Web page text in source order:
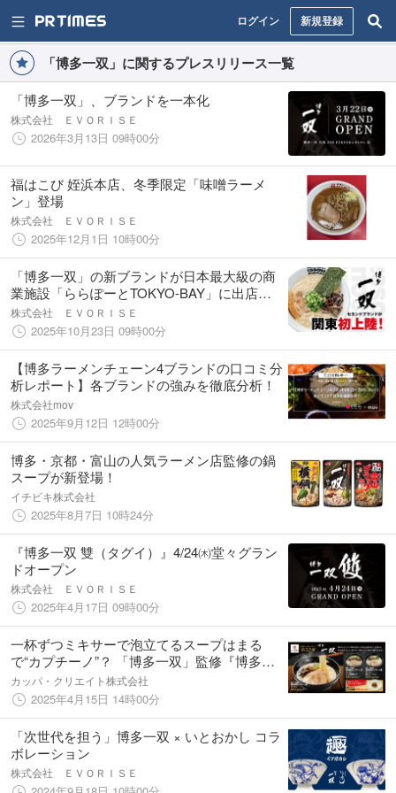
ログイン 新規登録
「博多一双」に関するプレスリリース一覧
「博多一双」、ブランドを一本化
株式会社 ＥＶＯＲＩＳＥ
2026年3月13日 09時00分
福はこび 姪浜本店、冬季限定「味噌ラーメ
ン」登場
株式会社 ＥＶＯＲＩＳＥ
2025年12月1日 10時00分
「博多一双」の新ブランドが日本最大級の商
業施設「ららぽーとTOKYO-BAY」に出店！
～ フードコートでも本物の豚骨ラーメンを ～
株式会社 ＥＶＯＲＩＳＥ
2025年10月23日 09時00分
【博多ラーメンチェーン4ブランドの口コミ分
析レポート】各ブランドの強みを徹底分析！
株式会社mov
2025年9月12日 12時00分
博多・京都・富山の人気ラーメン店監修の鍋
スープが新登場！
イチビキ株式会社
2025年8月7日 10時24分
『博多一双 雙（タグイ）』4/24㈭堂々グラン
ドオープン
株式会社 ＥＶＯＲＩＳＥ
2025年4月17日 09時00分
一杯ずつミキサーで泡立てるスープはまる
で“カプチーノ”？ 「博多一双」監修『博多豚
骨カプチーノ風ラーメン』登場
カッパ・クリエイト株式会社
2025年4月15日 14時00分
「次世代を担う」博多一双 × いとおかし コラ
ボレーション
株式会社 ＥＶＯＲＩＳＥ